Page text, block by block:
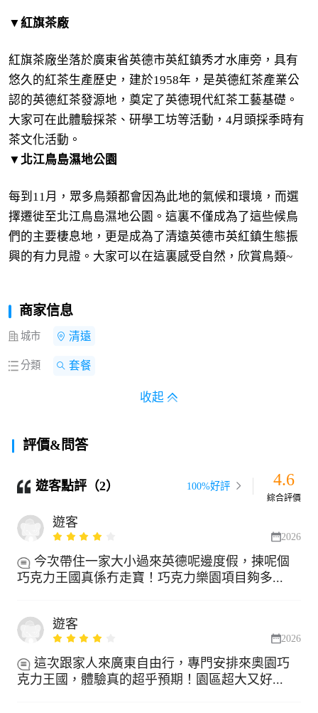
▼紅旗茶廠
紅旗茶廠坐落於廣東省英德市英紅鎮秀才水庫旁，具有
悠久的紅茶生產歷史，建於1958年，是英德紅茶產業公
認的英德紅茶發源地，奠定了英德現代紅茶工藝基礎。
大家可在此體驗採茶、研學工坊等活動，4月頭採季時有
茶文化活動。
▼北江鳥島濕地公園
每到11月，眾多鳥類都會因為此地的氣候和環境，而選
擇遷徙至北江鳥島濕地公園。這裏不僅成為了這些候鳥
們的主要棲息地，更是成為了清遠英德市英紅鎮生態振
興的有力見證。大家可以在這裏感受自然，欣賞鳥類~
商家信息
城市 清遠
分類 套餐
收起
評價&問答
遊客點評（2） 100%好評 4.6
綜合評價
遊客
2026
今次帶住一家大小過來英德呢邊度假，揀呢個
巧克力王國真係冇走寶！巧克力樂園項目夠多...
遊客
2026
這次跟家人來廣東自由行，專門安排來奧園巧
克力王國，體驗真的超乎預期！園區超大又好...